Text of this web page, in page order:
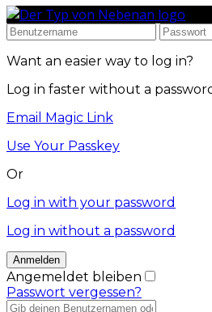
Want an easier way to log in?
Log in faster without a
Email Magic Link
Use Your Passkey
Or
Log in with your password
Log in without a password
Angemeldet bleiben
Passwort vergessen?